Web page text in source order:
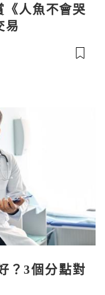
《人魚不會哭
易
？3個分點對